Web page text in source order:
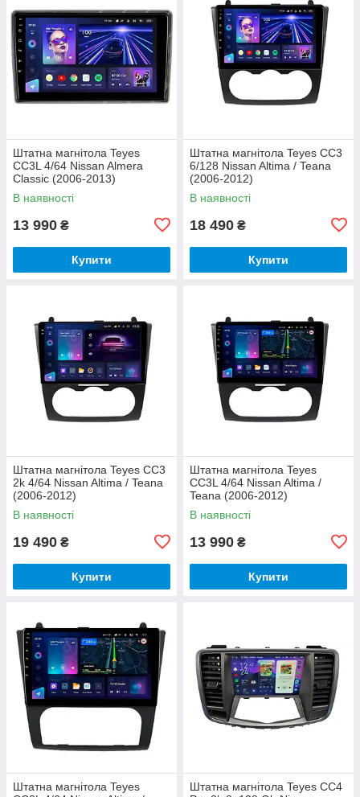
Штатна магнітола Teyes
CC3L 4/64 Nissan Almera
Classic (2006-2013)
В наявності
13 990 ₴
Купити
Штатна магнітола Teyes CC3
6/128 Nissan Altima / Teana
(2006-2012)
В наявності
18 490 ₴
Купити
Штатна магнітола Teyes CC3
2k 4/64 Nissan Altima / Teana
(2006-2012)
В наявності
19 490 ₴
Купити
Штатна магнітола Teyes
CC3L 4/64 Nissan Altima /
Teana (2006-2012)
В наявності
13 990 ₴
Купити
Штатна магнітола Teyes
Штатна магнітола Teyes CC4